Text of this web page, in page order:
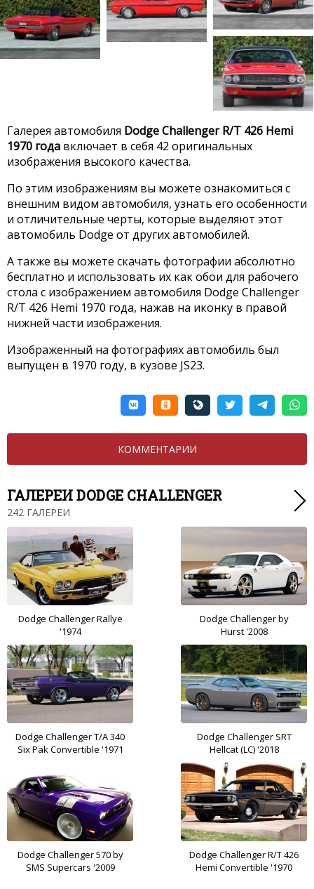
Галерея автомобиля Dodge Challenger R/T 426 Hemi
1970 года включает в себя 42 оригинальных
изображения высокого качества.
По этим изображениям вы можете ознакомиться с
внешним видом автомобиля, узнать его особенности
и отличительные черты, которые выделяют этот
автомобиль Dodge от других автомобилей.
А также вы можете скачать фотографии абсолютно
бесплатно и использовать их как обои для рабочего
стола с изображением автомобиля Dodge Challenger
R/T 426 Hemi 1970 года, нажав на иконку в правой
нижней части изображения.
Изображенный на фотографиях автомобиль был
выпущен в 1970 году, в кузове JS23.
КОММЕНТАРИИ
ГАЛЕРЕИ DODGE CHALLENGER
242 ГАЛЕРЕИ
Dodge Challenger Rallye
'1974
Dodge Challenger by
Hurst '2008
Dodge Challenger T/A 340
Six Pak Convertible '1971
Dodge Challenger SRT
Hellcat (LC) '2018
Dodge Challenger 570 by
SMS Supercars '2009
Dodge Challenger R/T 426
Hemi Convertible '1970